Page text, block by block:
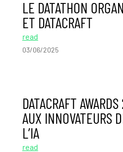
LE DATATHON
ET DATACRAFT
read
03/06/2025
DATACRAFT
AUX INNOVATEURS
L’IA
read